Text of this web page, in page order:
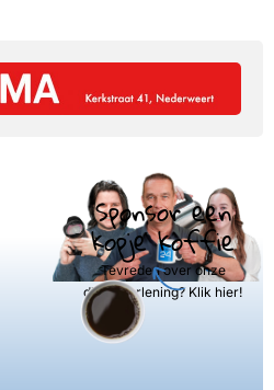
Sponsor een
kopje koffie
Tevreden over onze
dienstverlening? Klik hier!